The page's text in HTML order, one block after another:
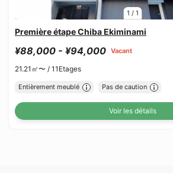
1 / 1
Première étape Chiba Ekiminami
¥88,000 - ¥94,000 Vacant
21.21㎡〜 / 11Etages
Entièrement meublé Pas de caution
Voir les détails